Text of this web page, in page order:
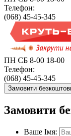
Телефон:
(068) 45-45-345
ПН СБ 8-00 18-00
Телефон:
(068) 45-45-345
Замовити
Замовити
Ваше Імя: